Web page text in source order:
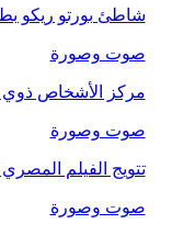
شاطئ بورتو ريكو
صوت وصورة
مركز الأشخاص ذوي
صوت وصورة
تتويج الفيلم
صوت وصورة